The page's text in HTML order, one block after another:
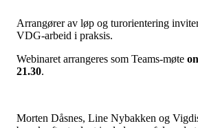
Arrangører av løp og turorientering
VDG-arbeid i praksis.
Webinaret arrangeres som Teams-møte
21.30.
Morten Dåsnes, Line Nybakken og